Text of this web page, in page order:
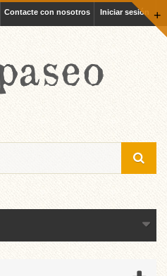
+
Iniciar sesión
Contacte con nosotros